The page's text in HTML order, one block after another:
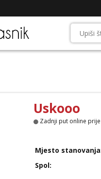
Uskooo
Zadnji put online
Mjesto
Spol: